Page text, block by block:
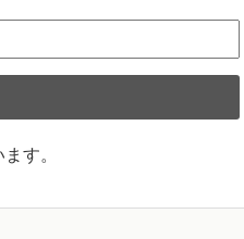
す。